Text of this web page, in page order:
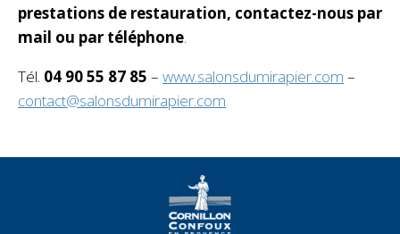
prestations de restauration, contactez-nous par
mail ou par téléphone.
Tél. 04 90 55 87 85 – www.salonsdumirapier.com –
contact@salonsdumirapier.com